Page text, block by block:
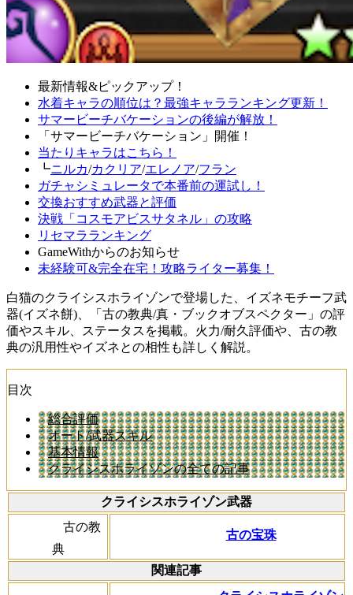
最新情報&ピックアップ！
水着キャラの順位は？最強キャラランキング更新！
サマービーチバケーションの後編が解放！
「サマービーチバケーション」開催！
当たりキャラはこちら！
┗ニルカ/カクリア/エレノア/フラン
ガチャシミュレータで本番前の運試し！
交換おすすめ武器と評価
決戦「コスモアビスサタネル」の攻略
リセマラランキング
GameWithからのお知らせ
未経験可&完全在宅！攻略ライター募集！
白猫のクライシスホライゾンで登場した、イズネモチーフ武
器(イズネ餅)、「古の教典/真・ブックオブスペクター」の評
価やスキル、ステータスを掲載。火力/耐久評価や、古の教
典の汎用性やイズネとの相性も詳しく解説。
目次
総合評価
オート/武器スキル
基本情報
クライシスホライゾンの全ての記事
クライシスホライゾン武器
古の教
典
古の宝珠
関連記事